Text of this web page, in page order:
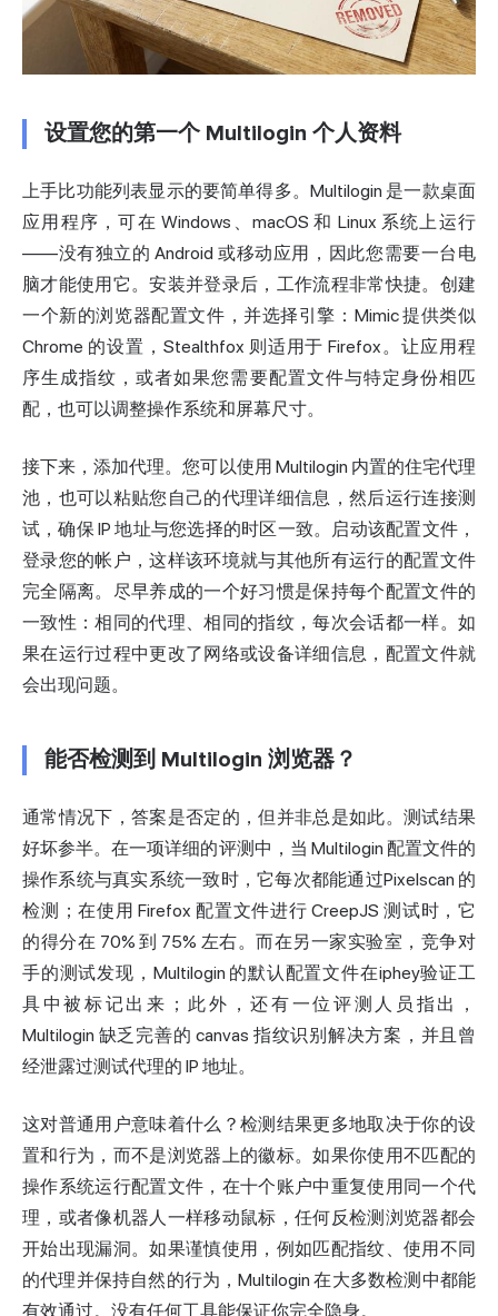
设置您的第一个 Multilogin 个人资料
上手比功能列表显示的要简单得多。Multilogin 是一款桌面
应用程序，可在 Windows、macOS 和 Linux 系统上运行
——没有独立的 Android 或移动应用，因此您需要一台电
脑才能使用它。安装并登录后，工作流程非常快捷。创建
一个新的浏览器配置文件，并选择引擎：Mimic 提供类似
Chrome 的设置，Stealthfox 则适用于 Firefox。让应用程
序生成指纹，或者如果您需要配置文件与特定身份相匹
配，也可以调整操作系统和屏幕尺寸。
接下来，添加代理。您可以使用 Multilogin 内置的住宅代理
池，也可以粘贴您自己的代理详细信息，然后运行连接测
试，确保 IP 地址与您选择的时区一致。启动该配置文件，
登录您的帐户，这样该环境就与其他所有运行的配置文件
完全隔离。尽早养成的一个好习惯是保持每个配置文件的
一致性：相同的代理、相同的指纹，每次会话都一样。如
果在运行过程中更改了网络或设备详细信息，配置文件就
会出现问题。
能否检测到 Multilogin 浏览器？
通常情况下，答案是否定的，但并非总是如此。测试结果
好坏参半。在一项详细的评测中，当 Multilogin 配置文件的
操作系统与真实系统一致时，它每次都能通过Pixelscan 的
检测；在使用 Firefox 配置文件进行 CreepJS 测试时，它
的得分在 70% 到 75% 左右。而在另一家实验室，竞争对
手的测试发现，Multilogin 的默认配置文件在iphey验证工
具中被标记出来；此外，还有一位评测人员指出，
Multilogin 缺乏完善的 canvas 指纹识别解决方案，并且曾
经泄露过测试代理的 IP 地址。
这对普通用户意味着什么？检测结果更多地取决于你的设
置和行为，而不是浏览器上的徽标。如果你使用不匹配的
操作系统运行配置文件，在十个账户中重复使用同一个代
理，或者像机器人一样移动鼠标，任何反检测浏览器都会
开始出现漏洞。如果谨慎使用，例如匹配指纹、使用不同
的代理并保持自然的行为，Multilogin 在大多数检测中都能
有效通过。没有任何工具能保证你完全隐身。